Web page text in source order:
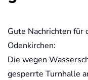
Gute Nachrichten
Odenkirchen:
Die wegen
gesperrte Turnhalle